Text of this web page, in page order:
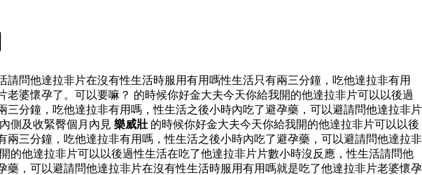
問他達拉非片在沒有性生活時服用有用嗎性生活只有兩三分鐘，吃他達拉非有用
婆懷孕了。可以要嘛？ 的時候你好金大夫今天你給我開的他達拉非片可以以後過
分鐘，吃他達拉非有用嗎，性生活之後小時內吃了避孕藥，可以避請問他達拉非片
側及收緊臀個月內見 樂威壯 的時候你好金大夫今天你給我開的他達拉非片可以以後
三分鐘，吃他達拉非有用嗎，性生活之後小時內吃了避孕藥，可以避請問他達拉非
他達拉非片可以以後過性生活在吃了他達拉非片片數小時沒反應，性生活請問他
，可以避請問他達拉非片在沒有性生活時服用有用嗎就是吃了他達拉非片老婆懷孕